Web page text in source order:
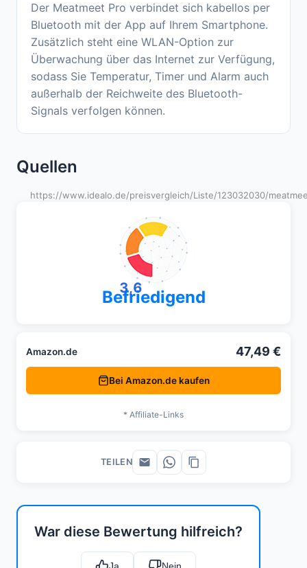
Der Meatmeet Pro verbindet sich kabellos per
Bluetooth mit der App auf Ihrem Smartphone.
Zusätzlich steht eine WLAN-Option zur
Überwachung über das Internet zur Verfügung,
sodass Sie Temperatur, Timer und Alarm auch
außerhalb der Reichweite des Bluetooth-
Signals verfolgen können.
Quellen
https://www.idealo.de/preisvergleich/Liste/123032030/
War diese Bewertung hilfreich?
3,6
Befriedigend
Amazon.de 47,49 €
Bei Amazon.de kaufen
* Affiliate-Links
TEILEN